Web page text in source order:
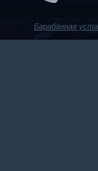
Барабанная